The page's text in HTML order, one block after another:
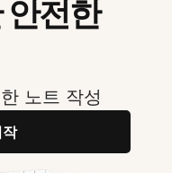
안전한
노트 작성